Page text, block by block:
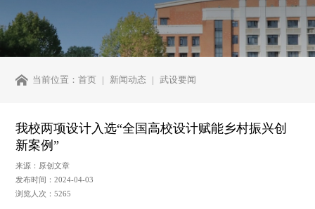
当前位置：首页 新闻动态 武设要闻
我校两项设计入选“全国高校设计赋能乡村振兴创
新案例”
来源：原创文章
发布时间：2024-04-03
浏览人次：5265